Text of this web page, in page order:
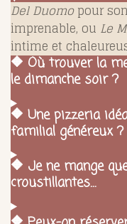
Del Duomopour
imprenable, ou Le
intime et
🔶 Où trouver la
le dimanche soir ?
🔶 Une pizzeria
familial généreux ?
🔶 Je ne mange
croustillantes…